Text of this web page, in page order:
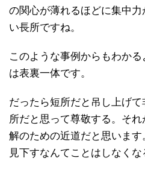
の関心が薄れるほどに集中
い長所ですね。
このような事例からもわか
は表裏一体です。
だったら短所だと吊し上げ
所だと思って尊敬する。そ
解のための近道だと思いま
見下すなんてことはしなくな